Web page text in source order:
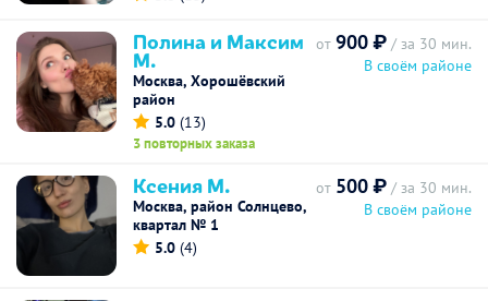
Полина и Максим
М.
Москва, Хорошёвский
район
5.0 (13)
3 повторных заказа
от 900 ₽ / за 30 мин.
В своём районе
Ксения М.
Москва, район Солнцево,
квартал № 1
5.0 (4)
от 500 ₽ / за 30 мин.
В своём районе